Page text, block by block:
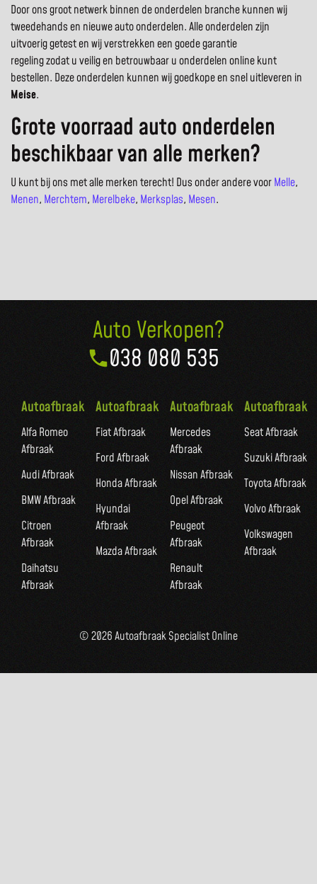
Door ons groot netwerk binnen de onderdelen branche kunnen wij
tweedehands en nieuwe auto onderdelen. Alle onderdelen zijn
uitvoerig getest en wij verstrekken een goede garantie
regeling zodat u veilig en betrouwbaar u onderdelen online kunt
bestellen. Deze onderdelen kunnen wij goedkope en snel uitleveren in
Meise.
Grote voorraad auto onderdelen
beschikbaar van alle merken?
U kunt bij ons met alle merken terecht! Dus onder andere voorMelle,
Menen, Merchtem, Merelbeke, Merksplas, Mesen.
Auto Verkopen?
038 080 535
Autoafbraak
Alfa Romeo
Afbraak
Audi Afbraak
BMW Afbraak
Citroen
Afbraak
Daihatsu
Afbraak
Autoafbraak
Fiat Afbraak
Ford Afbraak
Honda Afbraak
Hyundai
Afbraak
Mazda Afbraak
Autoafbraak
Mercedes
Afbraak
Nissan Afbraak
Opel Afbraak
Peugeot
Afbraak
Renault
Afbraak
Autoafbraak
Seat Afbraak
Suzuki Afbraak
Toyota Afbraak
Volvo Afbraak
Volkswagen
Afbraak
© 2026 Autoafbraak Specialist Online